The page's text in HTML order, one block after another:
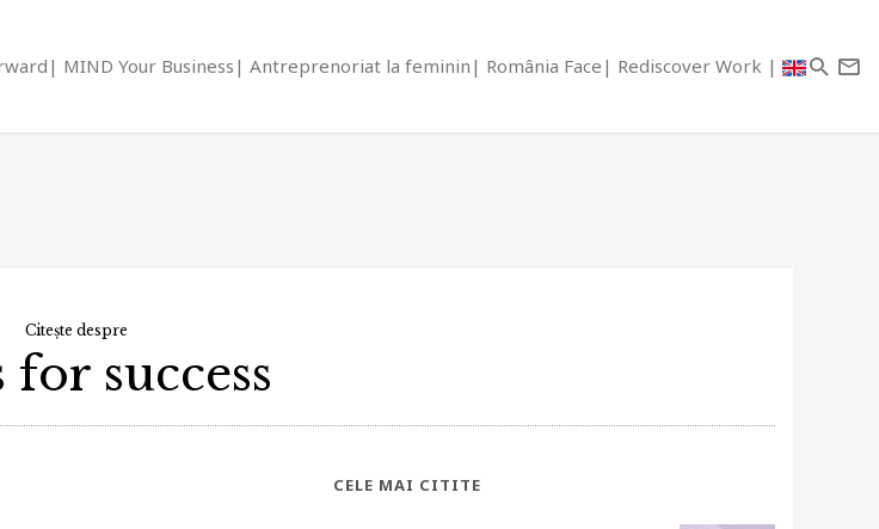
MIND Your Business Antreprenoriat la feminin România Face Rediscover Work
Citește despre
for success
CELE MAI CITITE